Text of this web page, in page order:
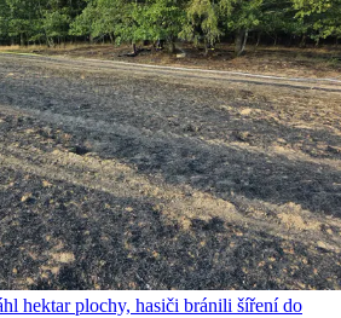
hektar plochy, hasiči bránili šíření do